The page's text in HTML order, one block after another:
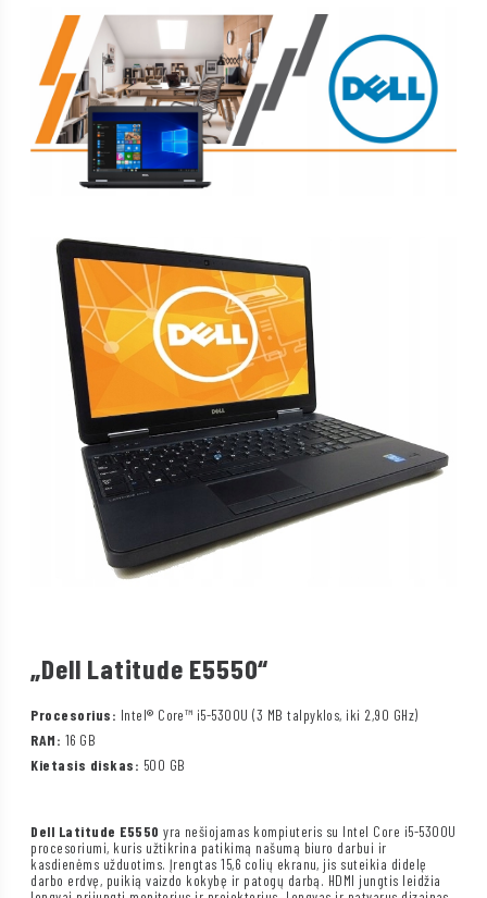
„Dell Latitude E5550“
Procesorius: Intel® Core™ i5-5300U (3 MB talpyklos, iki 2,90 GHz)
RAM: 16 GB
Kietasis diskas: 500 GB
Dell Latitude E5550 yra nešiojamas kompiuteris su Intel Core i5-5300U
procesoriumi, kuris užtikrina patikimą našumą biuro darbui ir
kasdienėms užduotims. Įrengtas 15,6 colių ekranu, jis suteikia didelę
darbo erdvę, puikią vaizdo kokybę ir patogų darbą. HDMI jungtis leidžia